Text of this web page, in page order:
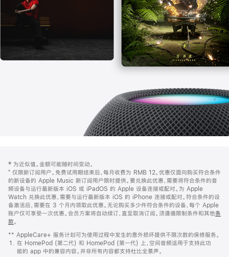
页
页
脚
注
‡ 为近似值。金额可能随时间变动。
⁺ 仅限新订阅用户。免费试用期结束后，每月收费为 RMB 12。优惠仅面向购买符合条件
的新设备的 Apple Music 新订阅用户限时提供。要兑换此优惠，需要将符合条件的音
频设备与运行最新版本 iOS 或 iPadOS 的 Apple 设备连接或配对。为 Apple
Watch 兑换此优惠，需要与运行最新版本 iOS 的 iPhone 连接或配对。符合条件的设
备激活后，需要在 3 个月内领取此优惠。无论购买多少件符合条件的设备，每个 Apple
账户仅可享受一次优惠。会员方案将自动续订，直至取消订阅。须遵循限制条件和其他条
款。
窗
口
中
** AppleCare+ 服务计划可为使用过程中发生的意外损坏提供不限次数的保修服务。
在 HomePod (第二代) 和 HomePod (第一代) 上，空间音频适用于支持此功
能的 app 中的兼容内容。并非所有内容都支持杜比全景声。